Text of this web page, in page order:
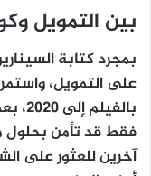
بين التمويل
بمجرد كتابة
على التمويل،
آخرين للعثور على